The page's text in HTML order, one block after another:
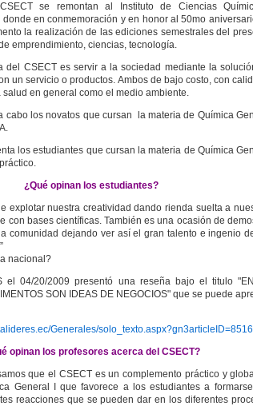
se remontan al Instituto de Ciencias
donde en conmemoración y en honor al 50mo
la realización de las ediciones semestrales del
emprendimiento, ciencias, tecnología.
del CSECT es servir a la sociedad mediante la
un servicio o productos. Ambos de bajo costo, con
en general como el medio ambiente.
cabo los novatos que cursan la materia de Química
los estudiantes que cursan la materia de Química
¿Qué opinan los estudiantes?
explotar nuestra creatividad dando rienda suelta a
con bases científicas. También es una ocasión de
comunidad dejando ver así el gran talento e ingenio
nacional?
el 04/20/2009 presentó una reseña bajo el titulo
SON IDEAS DE NEGOCIOS" que se puede
Generales/solo_texto.aspx?gn3articleID=8516
opinan los profesores acerca del CSECT?
que el CSECT es un complemento práctico y
General I que favorece a los estudiantes a
reacciones que se pueden dar en los diferentes